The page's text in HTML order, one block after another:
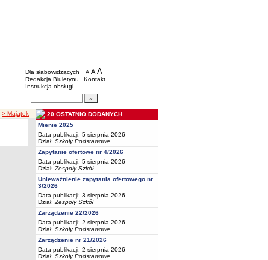
BIP - Oświata Częstochowa
Menu dodatkowe
Dla słabowidzących A pomniejsz czcionkę
A standardowy rozmiar czcionki
A
Redakcja Biuletynu
Kontakt
Instrukcja obsługi
Wyszukiwarka artykułów
> Majątek
20 OSTATNIO DODANYCH
Mienie 2025
Data publikacji: 5 sierpnia 2026
Dział: Szkoły Podstawowe
Zapytanie ofertowe nr 4/2026
Data publikacji: 5 sierpnia 2026
Dział: Zespoły Szkół
Unieważnienie zapytania ofertowego nr
3/2026
Data publikacji: 3 sierpnia 2026
Dział: Zespoły Szkół
Zarządzenie 22/2026
Data publikacji: 2 sierpnia 2026
Dział: Szkoły Podstawowe
Zarządzenie nr 21/2026
Data publikacji: 2 sierpnia 2026
Dział: Szkoły Podstawowe